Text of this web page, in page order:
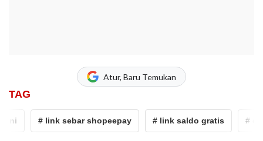
Atur, Baru Temukan
TAG
# link sebar shopeepay # link saldo gratis # dana